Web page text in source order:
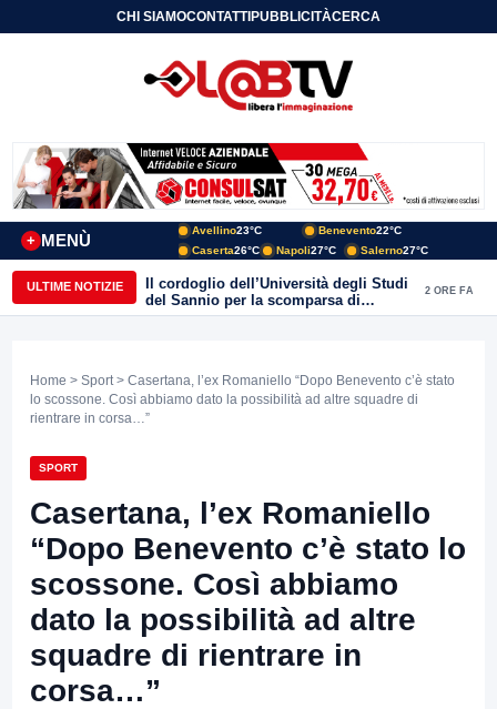
CHI SIAMOCONTATTIPUBBLICITÀCERCA
MENÙ
+
Avellino23°C Benevento22°C
Caserta26°C Napoli27°C Salerno27°C
ULTIME NOTIZIE
Il cordoglio dell’Università degli Studi
del Sannio per la scomparsa di
Roberto Costanzo
2 ORE FA
Home > Sport > Casertana, l’ex Romaniello “Dopo Benevento c’è stato
lo scossone. Così abbiamo dato la possibilità ad altre squadre di
rientrare in corsa…”
SPORT
Casertana, l’ex Romaniello
“Dopo Benevento c’è stato lo
scossone. Così abbiamo
dato la possibilità ad altre
squadre di rientrare in
corsa…”